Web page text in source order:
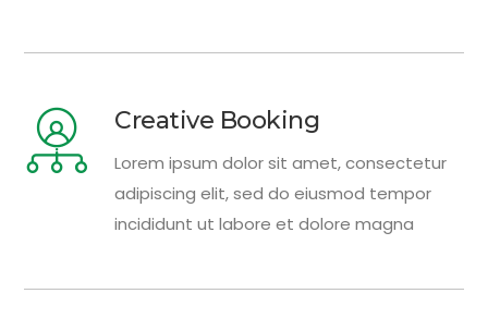
Creative Booking
Lorem ipsum dolor sit amet, consectetur
adipiscing elit, sed do eiusmod tempor
incididunt ut labore et dolore magna